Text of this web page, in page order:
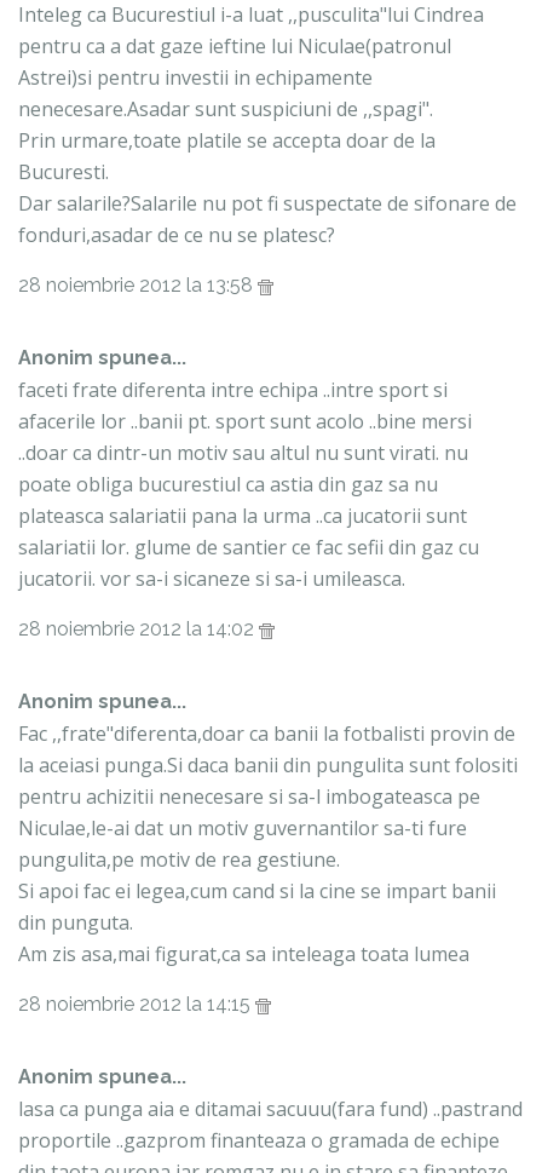
Inteleg ca Bucurestiul i-a luat ,,pusculita"lui Cindrea
pentru ca a dat gaze ieftine lui Niculae(patronul
Astrei)si pentru investii in echipamente
nenecesare.Asadar sunt suspiciuni de ,,spagi".
Prin urmare,toate platile se accepta doar de la
Bucuresti.
Dar salarile?Salarile nu pot fi suspectate de sifonare de
fonduri,asadar de ce nu se platesc?
28 noiembrie 2012 la 13:58
Anonim spunea...
faceti frate diferenta intre echipa ..intre sport si
afacerile lor ..banii pt. sport sunt acolo ..bine mersi
..doar ca dintr-un motiv sau altul nu sunt virati. nu
poate obliga bucurestiul ca astia din gaz sa nu
plateasca salariatii pana la urma ..ca jucatorii sunt
salariatii lor. glume de santier ce fac sefii din gaz cu
jucatorii. vor sa-i sicaneze si sa-i umileasca.
28 noiembrie 2012 la 14:02
Anonim spunea...
Fac ,,frate"diferenta,doar ca banii la fotbalisti provin de
la aceiasi punga.Si daca banii din pungulita sunt folositi
pentru achizitii nenecesare si sa-l imbogateasca pe
Niculae,le-ai dat un motiv guvernantilor sa-ti fure
pungulita,pe motiv de rea gestiune.
Si apoi fac ei legea,cum cand si la cine se impart banii
din punguta.
Am zis asa,mai figurat,ca sa inteleaga toata lumea
28 noiembrie 2012 la 14:15
Anonim spunea...
lasa ca punga aia e ditamai sacuuu(fara fund) ..pastrand
proportile ..gazprom finanteaza o gramada de echipe